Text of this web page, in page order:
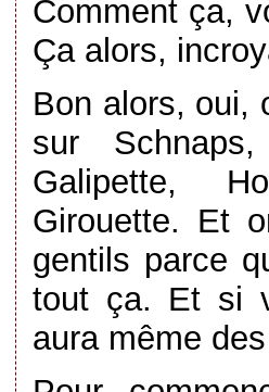
Comment ça,
Ça alors,
Bon alors, oui,
sur
Galipette,
Girouette. Et
gentils parce
tout ça. Et si
aura même